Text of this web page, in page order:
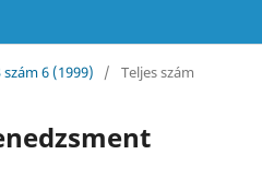
szám 6 (1999) / Teljes szám